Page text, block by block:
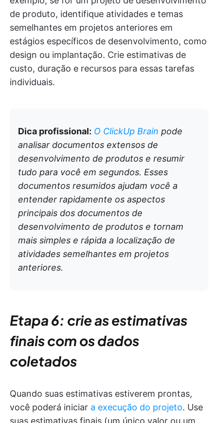
de produto, identifique atividades e temas
semelhantes em projetos anteriores em
estágios específicos de desenvolvimento, como
design ou implantação. Crie estimativas de
custo, duração e recursos para essas tarefas
individuais.
Dica profissional: O ClickUp Brain pode
analisar documentos extensos de
desenvolvimento de produtos e resumir
tudo para você em segundos. Esses
documentos resumidos ajudam você a
entender rapidamente os aspectos
principais dos documentos de
desenvolvimento de produtos e tornam
mais simples e rápida a localização de
atividades semelhantes em projetos
anteriores.
Etapa 6: crie as estimativas
finais com os dados
coletados
Quando suas estimativas estiverem prontas,
você poderá iniciar a execução do projeto. Use
suas estimativas finais (um único valor ou um